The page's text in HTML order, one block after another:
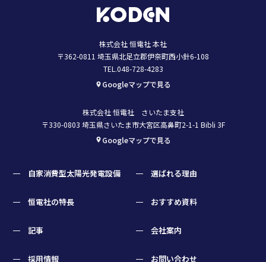
株式会社 恒電社 本社
〒362-0811 埼玉県北足立郡伊奈町西小針6-108
TEL.048-728-4283
Googleマップで見る
株式会社 恒電社 さいたま支社
〒330-0803 埼玉県さいたま市大宮区高鼻町2-1-1 Bibli 3F
Googleマップで見る
自家消費型太陽光発電設備 選ばれる理由
恒電社の特長 おすすめ資料
記事 会社案内
採用情報 お問い合わせ